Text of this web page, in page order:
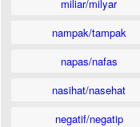
miliar/milyar
nampak/tampak
napas/nafas
nasihat/nasehat
negatif/negatip